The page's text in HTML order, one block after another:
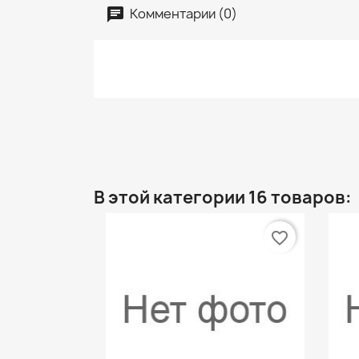
Комментарии (0)
В этой категории 16 товаров:
favorite_border